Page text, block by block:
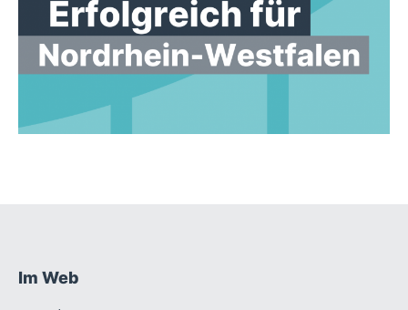
Fußbereich
Im Web